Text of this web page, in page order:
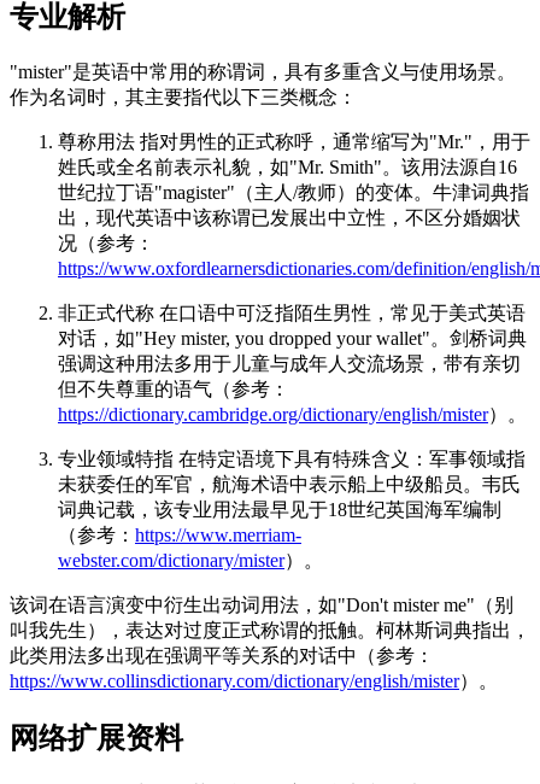
专业解析
"mister"是英语中常用的称谓词，具有多重含义与使用场景。
作为名词时，其主要指代以下三类概念：
尊称用法 指对男性的正式称呼，通常缩写为"Mr."，用于
姓氏或全名前表示礼貌，如"Mr. Smith"。该用法源自16
世纪拉丁语"magister"（主人/教师）的变体。牛津词典指
出，现代英语中该称谓已发展出中立性，不区分婚姻状
况（参考：
https://www.oxfordlearnersdictionaries.com/definition/english/
非正式代称 在口语中可泛指陌生男性，常见于美式英语
对话，如"Hey mister, you dropped your wallet"。剑桥词典
强调这种用法多用于儿童与成年人交流场景，带有亲切
但不失尊重的语气（参考：
https://dictionary.cambridge.org/dictionary/english/mister）。
专业领域特指 在特定语境下具有特殊含义：军事领域指
未获委任的军官，航海术语中表示船上中级船员。韦氏
词典记载，该专业用法最早见于18世纪英国海军编制
（参考： https://www.merriam-
webster.com/dictionary/mister）。
该词在语言演变中衍生出动词用法，如"Don't mister me"（别
叫我先生），表达对过度正式称谓的抵触。柯林斯词典指出，
此类用法多出现在强调平等关系的对话中（参考：
https://www.collinsdictionary.com/dictionary/english/mister）。
网络扩展资料